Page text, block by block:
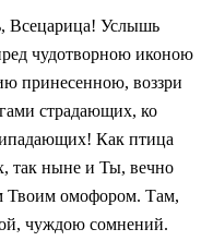
Всецарица! Услышь
чудотворною иконою
принесенною, воззри
страдающих, ко
Как птица
так ныне и Ты, вечно
Твоим омофором. Там,
чуждою сомнений.